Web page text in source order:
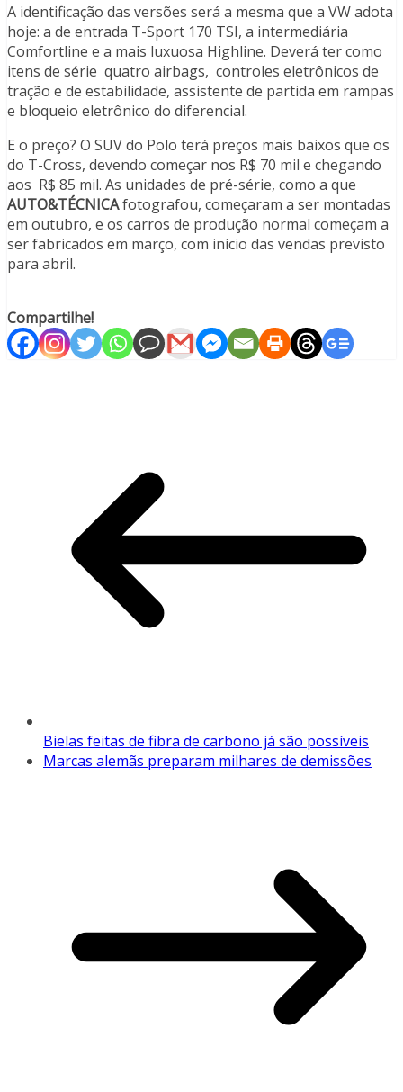
A identificação das versões será a mesma que a VW adota
hoje: a de entrada T-Sport 170 TSI, a intermediária
Comfortline e a mais luxuosa Highline. Deverá ter como
itens de série quatro airbags, controles eletrônicos de
tração e de estabilidade, assistente de partida em rampas
e bloqueio eletrônico do diferencial.
E o preço? O SUV do Polo terá preços mais baixos que os
do T-Cross, devendo começar nos R$ 70 mil e chegando
aos R$ 85 mil. As unidades de pré-série, como a que
AUTO&TÉCNICAfotografou, começaram a ser montadas
em outubro, e os carros de produção normal começam a
ser fabricados em março, com início das vendas previsto
para abril.
Compartilhe!
Bielas feitas de fibra de carbono já são possíveis
Marcas alemãs preparam milhares de demissões